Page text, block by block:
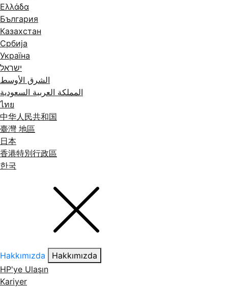
Ελλάδα
България
Казахстан
Србија
Україна
ישראל
الشرق الأوسط
المملكة العربية السعودية
ไทย
中华人民共和国
臺灣 地區
日本
香港特別行政區
한국
Hakkımızda
Hakkımızda
HP'ye Ulaşın
Kariyer